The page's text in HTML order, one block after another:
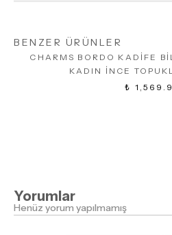
BENZER ÜRÜNLER
CHARMS BORDO KADİFE
KADIN İNCE
₺
Yorumlar
Henüz yorum yapılmamış